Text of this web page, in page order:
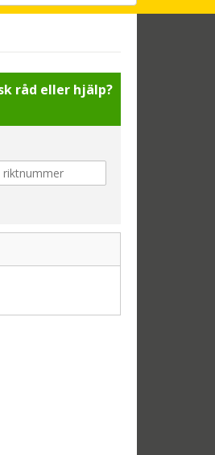
råd eller hjälp?